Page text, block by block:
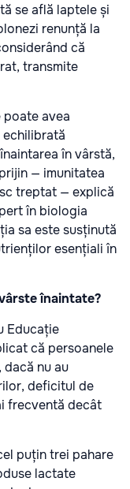
se află laptele și
renunță la
că
transmite
poate avea
echilibrată
în vârstă,
— imunitatea
treptat — explică
în biologia
sa este susținută
esențiali în
înaintate?
Educație
că persoanele
nu au
deficitul de
frecventă decât
puțin trei pahare
lactate